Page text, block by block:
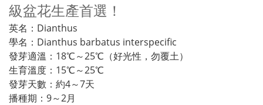
級盆花生產首選！
英名：Dianthus
學名：Dianthus barbatus interspecific
發芽適溫：18℃～25℃（好光性，勿覆土）
生育溫度：15℃～25℃
發芽天數：約4～7天
播種期：9～2月